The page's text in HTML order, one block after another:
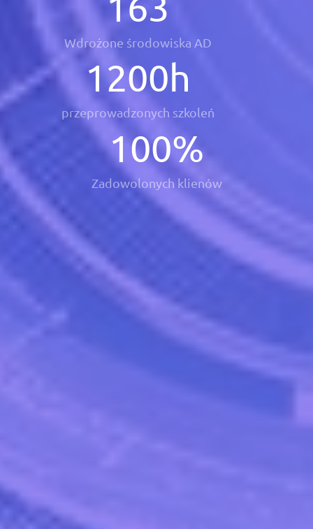
Wdrożone środowiska AD
1200h
przeprowadzonych szkoleń
100%
Zadowolonych klienów